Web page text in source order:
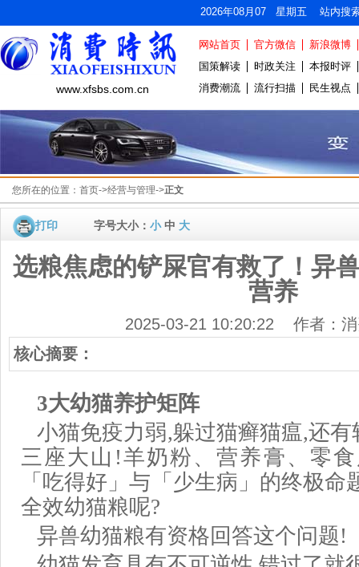
2026年08月07 星期五 站内搜
www.xfsbs.com.cn
网站首页 官方微信
新浪微博
国策解读
时政关注
本报时评
消费潮流
流行扫描 民生视点
您所在的位置： 首页->经营与管理->正文
打印 字号大小： 小中 大
选粮焦虑的铲屎官有救了！异
营养
2025-03-21 10:20:22 作者：消
核心摘要：
3大幼猫养护矩阵
小猫免疫力弱,躲过猫癣猫瘟,还
三座大山!羊奶粉、营养膏、零
「吃得好」与「少生病」的终极命
全效幼猫粮呢?
异兽幼猫粮有资格回答这个问题!